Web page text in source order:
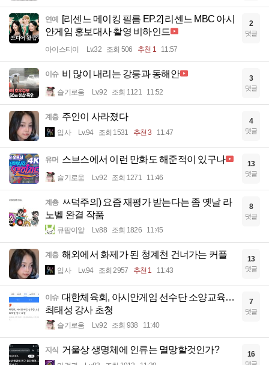
연예
[리센느 메이킹 필름 EP.2] 리센느 MBC 아시
안게임 홍보대사 촬영 비하인드
아이스티이 Lv.32 조회 506 추천 1 11:57
2
댓글
이슈 비 많이 내리는 강릉과 동해안
슬기로움 Lv.92 조회 1121 11:52
3
댓글
계층 주인이 사라졌다
입사 Lv.94 조회 1531 추천 3 11:47
4
댓글
유머 스브스에서 이런 만화도 해준적이 있구나
슬기로움 Lv.92 조회 1271 11:46
13
댓글
계층 ㅆ덕주의) 요즘 재평가 받는다는 좀 옛날 라
노벨 완결 작품
큐땁이알 Lv.88 조회 1826 11:45
8
댓글
계층 해외에서 화제가 된 청계천 건너가는 커플
입사 Lv.94 조회 2957 추천 1 11:43
13
댓글
이슈 대한체육회, 아시안게임 선수단 소양교육…
최태성 강사 초청
슬기로움 Lv.92 조회 938 11:40
7
댓글
지식 거울상 생명체에 인류는 멸망할것인가? 16